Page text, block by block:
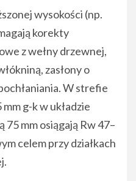
wysokości (np.
korekty
z wełny drzewnej,
zasłony o
W strefie
g-k w układzie
mm osiągają Rw 47–
celem przy działkach